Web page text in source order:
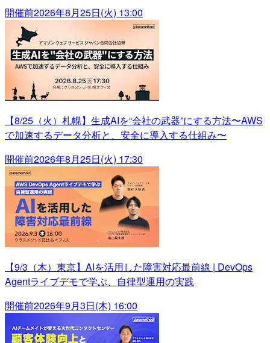
開催前2026年8月25日(火) 13:00
【8/25（火）札幌】生成AIを“会社の武器”にする方法〜AWS
で加速するデータ分析と、安全に導入する仕組み〜
開催前2026年8月25日(火) 17:30
【9/3（木）東京】AIを活用した障害対応最前線 | DevOps
Agentライブデモで学ぶ、自律型運用の実践
開催前2026年9月3日(木) 16:00